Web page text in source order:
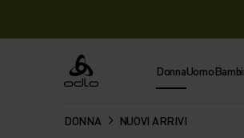
Odlo DonnaUomo
DONNA NUOVI ARRIVI